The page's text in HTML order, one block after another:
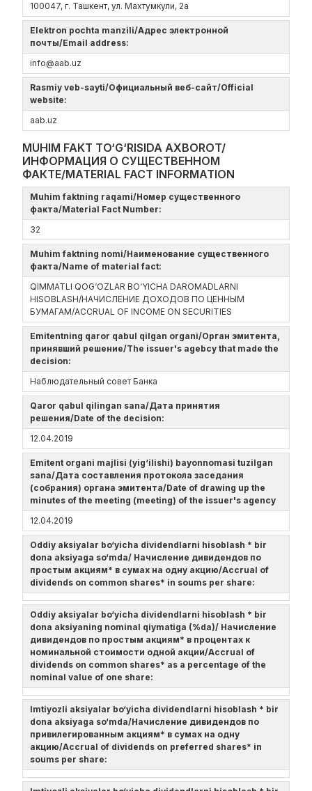
100047, г. Ташкент, ул. Махтумкули, 2а
Elektron pochta manzili/Адрес электронной
почты/Email address:
info@aab.uz
Rasmiy veb-sayti/Официальный веб-сайт/Official
website:
aаb.uz
MUHIM FAKT TO‘G‘RISIDA AXBOROT/
ИНФОРМАЦИЯ О СУЩЕСТВЕННОМ
ФАКТЕ/MATERIAL FACT INFORMATION
Muhim faktning raqami/Номер существенного
факта/Material Fact Number:
32
Muhim faktning nomi/Наименование существенного
факта/Name of material fact:
QIMMATLI QOG‘OZLAR BO‘YICHA DAROMADLARNI
HISOBLASH/НАЧИСЛЕНИЕ ДОХОДОВ ПО ЦЕННЫМ
БУМАГАМ/ACCRUAL OF INCOME ON SECURITIES
Emitentning qaror qabul qilgan organi/Орган эмитента,
принявший решение/The issuer's agebcy that made the
decision:
Наблюдательный совет Банка
Qaror qabul qilingan sana/Дата принятия
решения/Date of the decision:
12.04.2019
Emitent organi majlisi (yig‘ilishi) bayonnomasi tuzilgan
sana/Дата составления протокола заседания
(собрания) органа эмитента/Date of drawing up the
minutes of the meeting (meeting) of the issuer's agency
12.04.2019
Oddiy aksiyalar bo‘yicha dividendlarni hisoblash * bir
dona aksiyaga so‘mda/ Начисление дивидендов по
простым акциям* в сумах на одну акцию/Accrual of
dividends on common shares* in soums per share:
Oddiy aksiyalar bo‘yicha dividendlarni hisoblash * bir
dona aksiyaning nominal qiymatiga (%da)/ Начисление
дивидендов по простым акциям* в процентах к
номинальной стоимости одной акции/Accrual of
dividends on common shares* as a percentage of the
nominal value of one share:
Imtiyozli aksiyalar bo‘yicha dividendlarni hisoblash * bir
dona aksiyaga so‘mda/Начисление дивидендов по
привилегированным акциям* в сумах на одну
акцию/Accrual of dividends on preferred shares* in
soums per share: